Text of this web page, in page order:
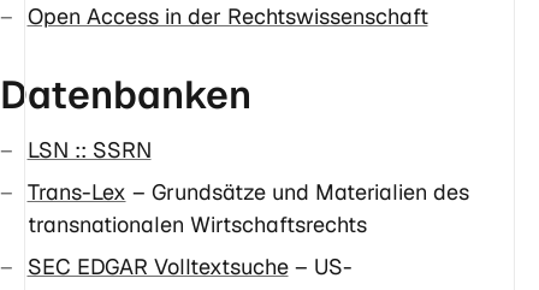
Open Access in der Rechtswissenschaft
Datenbanken
LSN :: SSRN
Trans-Lex – Grundsätze und Materialien des
transnationalen Wirtschaftsrechts
SEC EDGAR Volltextsuche– US-